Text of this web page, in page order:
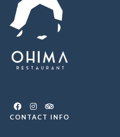
CONTACT INFO